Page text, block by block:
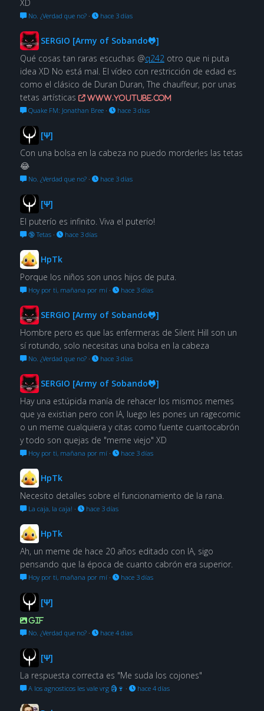
XD
No. ¿Verdad que no?· hace 3 días
SERGIO [Army of Sobando🐸]
Qué cosas tan raras escuchas @q242 otro que ni puta
idea XD No está mal. El vídeo con restricción de edad es
como el clásico de Duran Duran, The chauffeur, por unas
tetas artísticas
www.youtube.com
Quake FM: Jonathan Bree· hace 3 días
[Ψ]
Con una bolsa en la cabeza no puedo morderles las tetas
😂
No. ¿Verdad que no?· hace 3 días
[Ψ]
El puterío es infinito. Viva el puterío!
🔞 Tetas· hace 3 días
HpTk
Porque los niños son unos hijos de puta.
Hoy por ti, mañana por mí· hace 3 días
SERGIO [Army of Sobando🐸]
Hombre pero es que las enfermeras de Silent Hill son un
sí rotundo, solo necesitas una bolsa en la cabeza
No. ¿Verdad que no?· hace 3 días
SERGIO [Army of Sobando🐸]
Hay una estúpida manía de rehacer los mismos memes
que ya existian pero con IA, luego les pones un ragecomic
o un meme cualquiera y citas como fuente cuantocabrón
y todo son quejas de "meme viejo" XD
Hoy por ti, mañana por mí· hace 3 días
HpTk
Necesito detalles sobre el funcionamiento de la rana.
La caja, la caja! · hace 3 días
HpTk
Ah, un meme de hace 20 años editado con IA, sigo
pensando que la época de cuanto cabrón era superior.
Hoy por ti, mañana por mí· hace 3 días
[Ψ]
GIF
No. ¿Verdad que no?· hace 4 días
[Ψ]
La respuesta correcta es "Me suda los cojones"
A los agnosticos les vale vrg 🗿🍷 · hace 4 días